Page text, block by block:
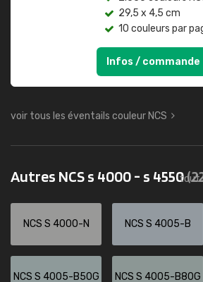
29,5 x 4,5 cm
10 couleurs par
Infos / commande
voir tous les éventails couleur NCS
Autres NCS s 4000 - s 4550tout
NCS S 4000-N NCS S 4005-B
NCS S 4005-B50G NCS S 4005-B80G